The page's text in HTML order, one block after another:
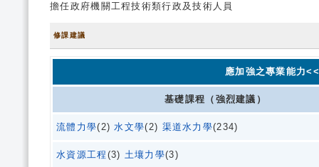
擔任政府機關工程技術類行政及技術人員
修課建議
應加強之專業能力
基礎課程（強烈建議）
流體力學(2)水文學(2) 渠道水力學(234)
水資源工程 (3) 土壤力學(3)